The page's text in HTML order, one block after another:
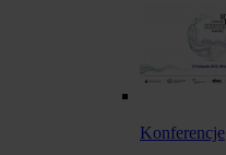
Konferencje